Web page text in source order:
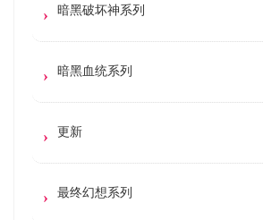
暗黑破坏神系列
暗黑血统系列
更新
最终幻想系列